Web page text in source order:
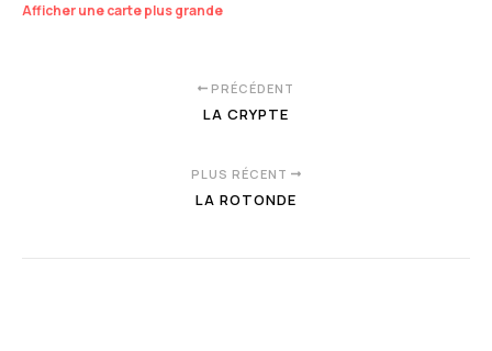
Afficher une carte plus grande
PRÉCÉDENT
LA CRYPTE
PLUS RÉCENT
LA ROTONDE